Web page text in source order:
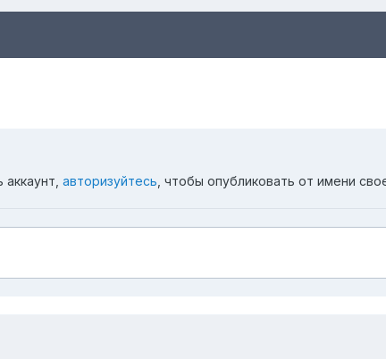
авторизуйтесь , чтобы опубликовать от имени